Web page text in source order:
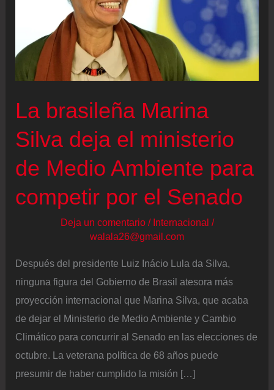
La brasileña Marina
Silva deja el ministerio
de Medio Ambiente para
competir por el Senado
Deja un comentario / Internacional /
walala26@gmail.com
Después del presidente Luiz Inácio Lula da Silva,
ninguna figura del Gobierno de Brasil atesora más
proyección internacional que Marina Silva, que acaba
de dejar el Ministerio de Medio Ambiente y Cambio
Climático para concurrir al Senado en las elecciones de
octubre. La veterana política de 68 años puede
presumir de haber cumplido la misión […]